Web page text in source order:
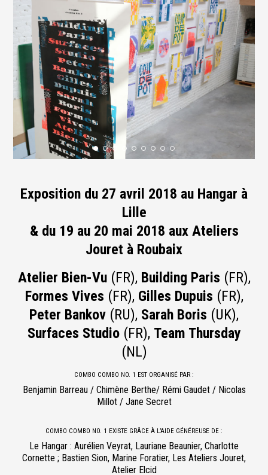
Exposition du 27 avril 2018 au Hangar à
Lille
& du 19 au 20 mai 2018 aux Ateliers
Jouret à Roubaix
Atelier Bien-Vu(FR), Building Paris (FR),
Formes Vives (FR), Gilles Dupuis (FR),
Peter Bankov (RU), Sarah Boris (UK),
Surfaces Studio(FR), Team Thursday
(NL)
COMBO COMBO NO. 1 EST ORGANISÉ PAR :
Benjamin Barreau / Chimène Berthe/ Rémi Gaudet / Nicolas
Millot / Jane Secret
COMBO COMBO NO. 1 EXISTE GRÂCE À L’AIDE GÉNÉREUSE DE :
Le Hangar : Aurélien Veyrat, Lauriane Beaunier, Charlotte
Cornette ; Bastien Sion, Marine Foratier, Les Ateliers Jouret,
Atelier Elcid